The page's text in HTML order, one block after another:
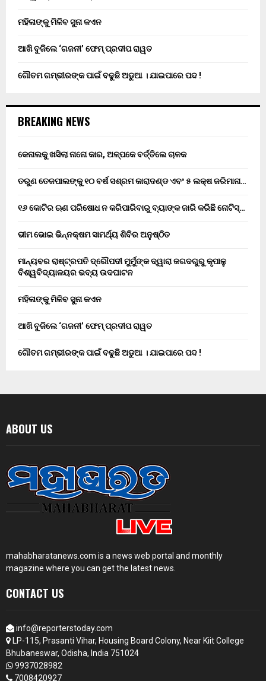
ମହିଳାଙ୍କୁ ମିଳିବ ସୁନା କଏନ
ଆଖି ବୁଜିଲେ ‘ଗଜନୀ’ ଫେମ୍ ପ୍ରଦୀପ ରାୱତ
ଗୌତମ ଗମ୍ଭୀରଙ୍କ ପାଇଁ ବଢୁଛି ଅଡୁଆ । ଯାଇପାରେ ପଦ !
BREAKING NEWS
କେନାଲକୁ ଖସିଲା ନାନୋ କାର, ଅଳ୍ପକେ ବର୍ତ୍ତିଲେ ଚାଳକ
ତରୁଣ ତେଜପାଲଙ୍କୁ ୧୦ ବର୍ଷ ସଶ୍ରମ କାରାଦଣ୍ଡ ଏବଂ ₹୫ ଲକ୍ଷ ଜରିମାନା…
୧୬ କୋଟିର ଋଣ ପରିଷୋଧ ନ କରିପାରିବାରୁ ବ୍ୟାଙ୍କ ଜାରି କରିଛି ନୋଟିସ୍…
ଭୀମ ଭୋଇ ଭିନ୍ନକ୍ଷମ ସାମର୍ଥ୍ୟ ଶିବିର ଅନୁଷ୍ଠିତ
ମାନ୍ୟବର ରାଷ୍ଟ୍ରପତି ଦ୍ରୌପଦୀ ମୁର୍ମୁଙ୍କ ଦ୍ୱାରା ଜଗଦଗୁରୁ କୃପାଳୁ
ବିଶ୍ୱବିଦ୍ୟାଳୟର ଭବ୍ୟ ଉଦଘାଟନ
ମହିଳାଙ୍କୁ ମିଳିବ ସୁନା କଏନ
ଆଖି ବୁଜିଲେ ‘ଗଜନୀ’ ଫେମ୍ ପ୍ରଦୀପ ରାୱତ
ଗୌତମ ଗମ୍ଭୀରଙ୍କ ପାଇଁ ବଢୁଛି ଅଡୁଆ । ଯାଇପାରେ ପଦ !
ABOUT US
mahabharatanews.com is a news web portal and monthly
magazine where you can get the latest news.
CONTACT US
info@reporterstoday.com
LP-115, Prasanti Vihar, Housing Board Colony, Near Kiit College
Bhubaneswar, Odisha, India 751024
9937028982
7008420927